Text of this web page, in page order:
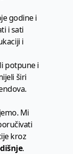
godine i
i sati
i
potpune i
širi
Mi
kroz
.